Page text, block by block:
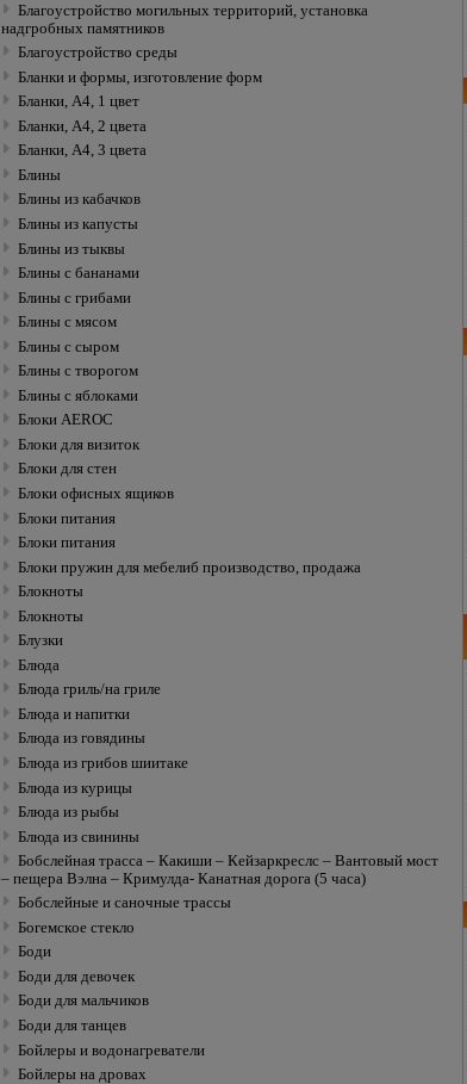
Благоустройство могильных территорий, установка
надгробных памятников
Благоустройство среды
Бланки и формы, изготовление форм
Бланки, А4, 1 цвет
Бланки, А4, 2 цвета
Бланки, А4, 3 цвета
Блины
Блины из кабачков
Блины из капусты
Блины из тыквы
Блины с бананами
Блины с грибами
Блины с мясом
Блины с сыром
Блины с творогом
Блины с яблоками
Блоки AEROC
Блоки для визиток
Блоки для стен
Блоки офисных ящиков
Блоки питания
Блоки питания
Блоки пружин для мебелиб производство, продажа
Блокноты
Блокноты
Блузки
Блюда
Блюда гриль/на гриле
Блюда и напитки
Блюда из говядины
Блюда из грибов шиитаке
Блюда из курицы
Блюда из рыбы
Блюда из свинины
Бобслейная трасса – Какиши – Кейзаркреслс – Вантовый мост
– пещера Вэлна – Кримулда- Канатная дорога (5 часа)
Бобслейные и саночные трассы
Богемскoe стекло
Боди
Боди для девочек
Боди для мальчиков
Боди для танцев
Бойлеры и водонагреватели
Бойлеры на дровах